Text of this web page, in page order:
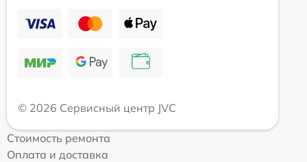
© 2026 Сервисный центр JVC
Стоимость ремонта
Оплата и доставка